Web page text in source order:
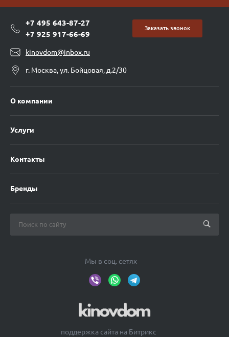
+7 495 643-87-27
+7 925 917-66-69
Заказать звонок
kinovdom@inbox.ru
г. Москва, ул. Бойцовая, д.2/30
О компании
Услуги
Контакты
Бренды
Мы в соц. сетях
поддержка сайта на Битрикс